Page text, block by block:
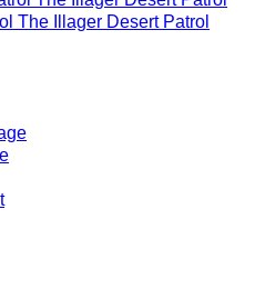
The Illager Desert Patrol